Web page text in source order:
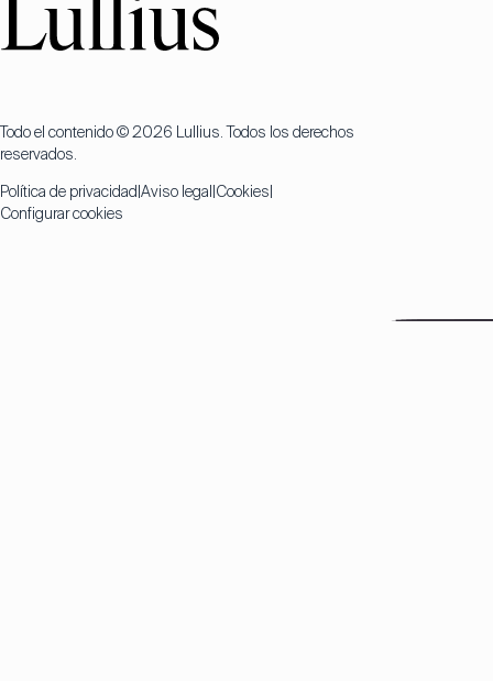
Todo el contenido © 2026 Lullius. Todos los derechos
reservados.
Política de privacidad Aviso legal Cookies
Configurar cookies